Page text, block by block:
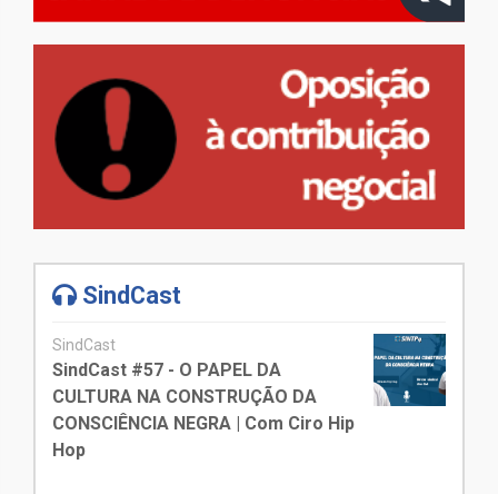
SindCast
SindCast
SindCast #57 - O PAPEL DA
CULTURA NA CONSTRUÇÃO DA
CONSCIÊNCIA NEGRA | Com Ciro Hip
Hop